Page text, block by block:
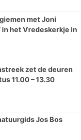
met Joni
in het Vredeskerkje in
zet de deuren
11.00 – 13.30
Jos Bos